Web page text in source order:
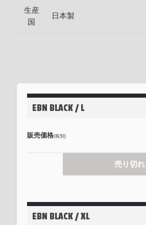
生産
国
日本製
EBN BLACK / L
販売価格(税別)
売り切れ
EBN BLACK / XL